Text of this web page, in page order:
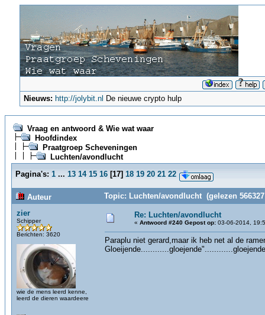
Nieuws: http://jolybit.nl De nieuwe crypto hulp
Vraag en antwoord & Wie wat waar
Hoofdindex
Praatgroep Scheveningen
Luchten/avondlucht
Pagina's: 1 ... 13 14 15 16 [17] 18 19 20 21 22
Auteur
Topic: Luchten/avondlucht (gelezen
zier
Schipper
Berichten: 3620
wie de mens leerd kenne,
leerd de dieren waardeere
Re: Luchten/avondlucht
« Antwoord #240 Gepost op: 03-06-2014,
Paraplu niet gerard,maar ik heb net al de